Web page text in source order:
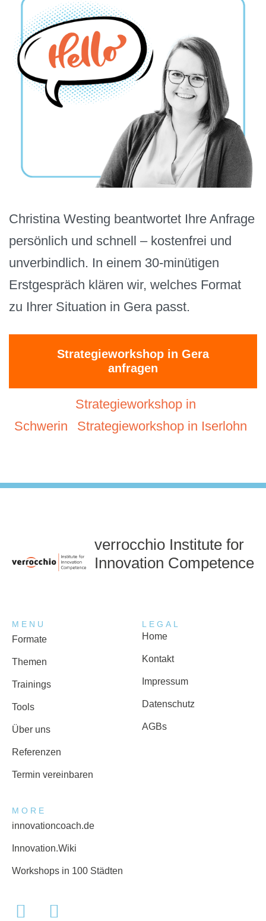
Christina Westing beantwortet Ihre Anfrage
persönlich und schnell – kostenfrei und
unverbindlich. In einem 30-minütigen
Erstgespräch klären wir, welches Format
zu Ihrer Situation in Gera passt.
Strategieworkshop in Gera
anfragen
Strategieworkshop in
Schwerin
Strategieworkshop in Iserlohn
verrocchio Institute for
Innovation Competence
MENU
Formate
Themen
Trainings
Tools
Über uns
Referenzen
Termin vereinbaren
LEGAL
Home
Kontakt
Impressum
Datenschutz
AGBs
MORE
innovationcoach.de
Innovation.Wiki
Workshops in 100 Städten